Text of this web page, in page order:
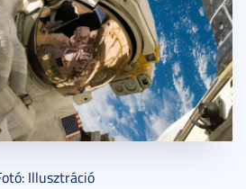
Illusztráció